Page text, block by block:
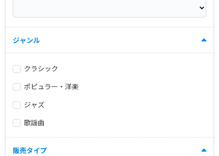
ジャンル
クラシック
ポピュラー・洋楽
ジャズ
歌謡曲
販売タイプ